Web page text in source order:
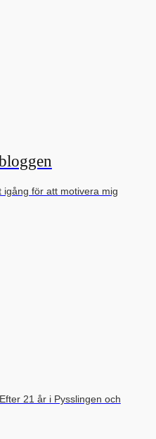
för att motivera mig
21 år i Pysslingen och